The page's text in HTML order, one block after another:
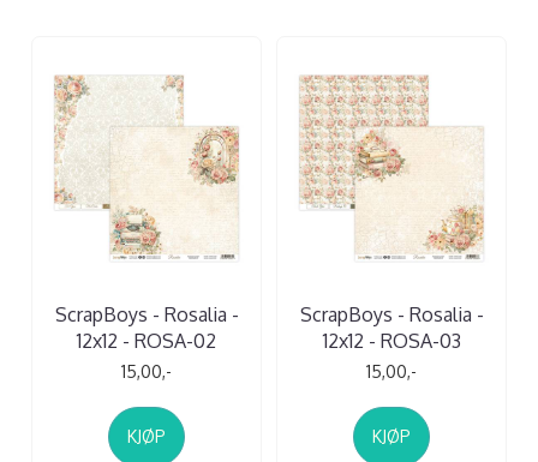
ScrapBoys - Rosalia -
12x12 - ROSA-02
15,00,-
KJØP
ScrapBoys - Rosalia -
12x12 - ROSA-03
15,00,-
KJØP